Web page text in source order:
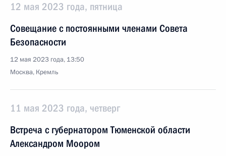
12 мая 2023 года, пятница
Совещание с постоянными членами Совета
Безопасности
12 мая 2023 года, 13:50
Москва, Кремль
11 мая 2023 года, четверг
Встреча с губернатором Тюменской области
Александром Моором